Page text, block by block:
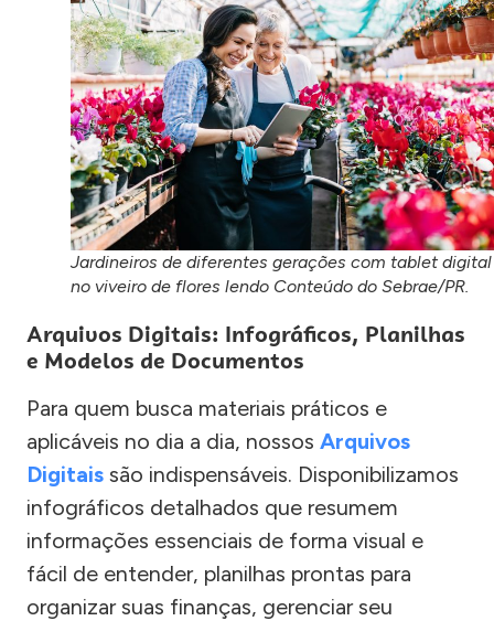
Jardineiros de diferentes gerações com tablet digital
no viveiro de flores lendo Conteúdo do Sebrae/PR.
Arquivos Digitais: Infográficos, Planilhas
e Modelos de Documentos
Para quem busca materiais práticos e
aplicáveis no dia a dia, nossos Arquivos
Digitais são indispensáveis. Disponibilizamos
infográficos detalhados que resumem
informações essenciais de forma visual e
fácil de entender, planilhas prontas para
organizar suas finanças, gerenciar seu